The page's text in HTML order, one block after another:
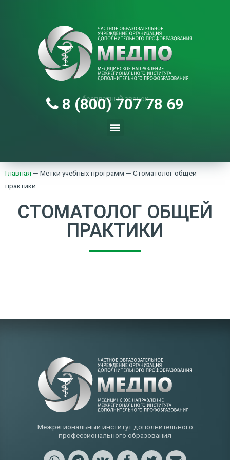
бесплатный звонок
8 (800) 707 78 69
Главная — Метки учебных программ — Стоматолог общей
практики
СТОМАТОЛОГ ОБЩЕЙ
ПРАКТИКИ
Межрегиональный институт дополнительного
профессионального образования